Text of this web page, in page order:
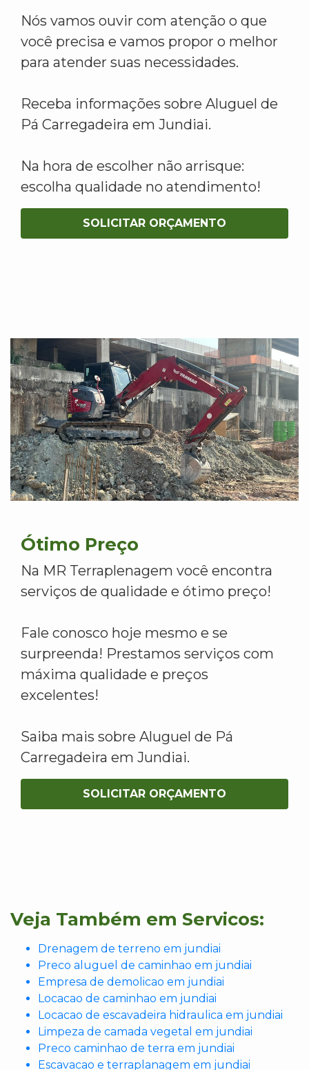
Nós vamos ouvir com atenção o que
você precisa e vamos propor o melhor
para atender suas necessidades.
Receba informações sobre Aluguel de
Pá Carregadeira em Jundiai.
Na hora de escolher não arrisque:
escolha qualidade no atendimento!
SOLICITAR ORÇAMENTO
Ótimo Preço
Na MR Terraplenagem você encontra
serviços de qualidade e ótimo preço!
Fale conosco hoje mesmo e se
surpreenda! Prestamos serviços com
máxima qualidade e preços
excelentes!
Saiba mais sobre Aluguel de Pá
Carregadeira em Jundiai.
SOLICITAR ORÇAMENTO
Veja Também em Servicos:
Drenagem de terreno em jundiai
Preco aluguel de caminhao em jundiai
Empresa de demolicao em jundiai
Locacao de caminhao em jundiai
Locacao de escavadeira hidraulica em jundiai
Limpeza de camada vegetal em jundiai
Preco caminhao de terra em jundiai
Escavacao e terraplanagem em jundiai